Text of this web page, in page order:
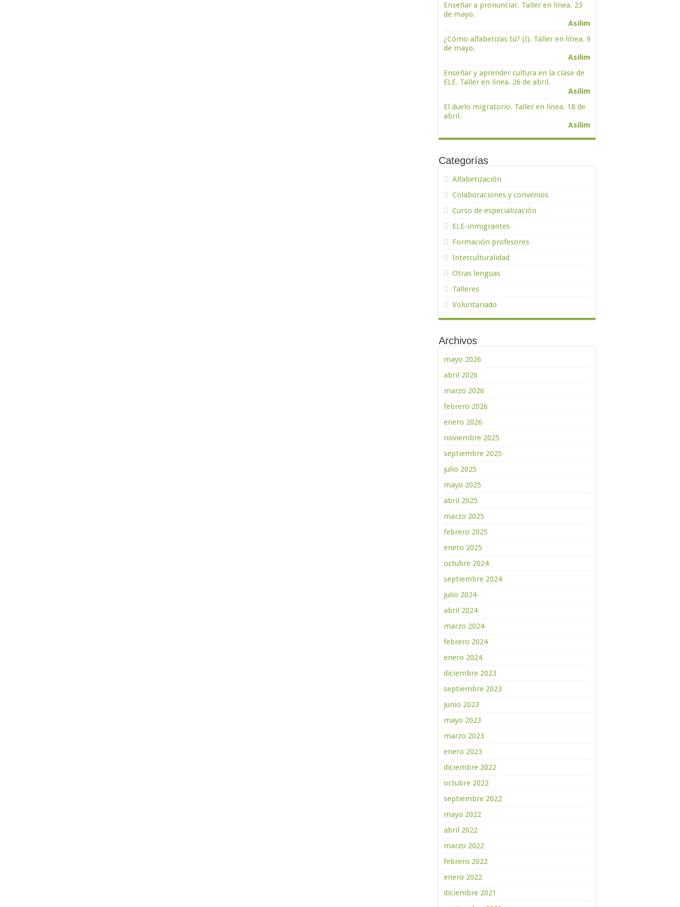
Enseñar a pronunciar. Taller en línea. 23
de mayo.
Asilim
¿Cómo alfabetizas tú? (I). Taller en línea. 9
de mayo.
Asilim
Enseñar y aprender cultura en la clase de
ELE. Taller en línea. 26 de abril.
Asilim
El duelo migratorio. Taller en línea. 18 de
abril.
Asilim
Categorías
Alfabetización
Colaboraciones y convenios
Curso de especialización
ELE-inmigrantes
Formación profesores
Interculturalidad
Otras lenguas
Talleres
Voluntariado
Archivos
mayo 2026
abril 2026
marzo 2026
febrero 2026
enero 2026
noviembre 2025
septiembre 2025
julio 2025
mayo 2025
abril 2025
marzo 2025
febrero 2025
enero 2025
octubre 2024
septiembre 2024
julio 2024
abril 2024
marzo 2024
febrero 2024
enero 2024
diciembre 2023
septiembre 2023
junio 2023
mayo 2023
marzo 2023
enero 2023
diciembre 2022
octubre 2022
septiembre 2022
mayo 2022
abril 2022
marzo 2022
febrero 2022
enero 2022
diciembre 2021